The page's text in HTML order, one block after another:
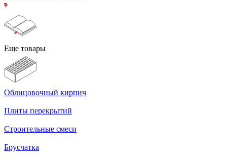
Еще товары
Облицовочный кирпич
Плиты перекрытий
Строительные смеси
Брусчатка